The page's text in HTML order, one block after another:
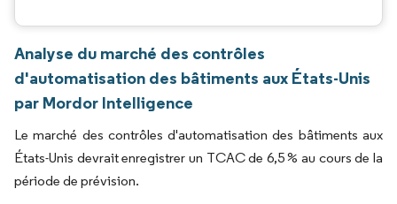
Analyse du marché des contrôles
d'automatisation des bâtiments aux États-Unis
par Mordor Intelligence
Le marché des contrôles d'automatisation des bâtiments aux
États-Unis devrait enregistrer un TCAC de 6,5 % au cours de la
période de prévision.